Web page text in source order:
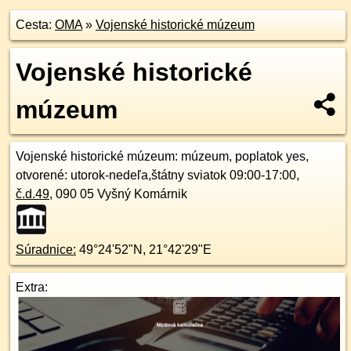
Cesta: OMA» Vojenské historické múzeum
Vojenské historické
múzeum
Vojenské historické múzeum: múzeum, poplatok yes,
otvorené: utorok-nedeľa,štátny sviatok 09:00-17:00,
č.d.49, 090 05 Vyšný Komárnik
Súradnice: 49°24'52"N , 21°42'29"E
Extra: